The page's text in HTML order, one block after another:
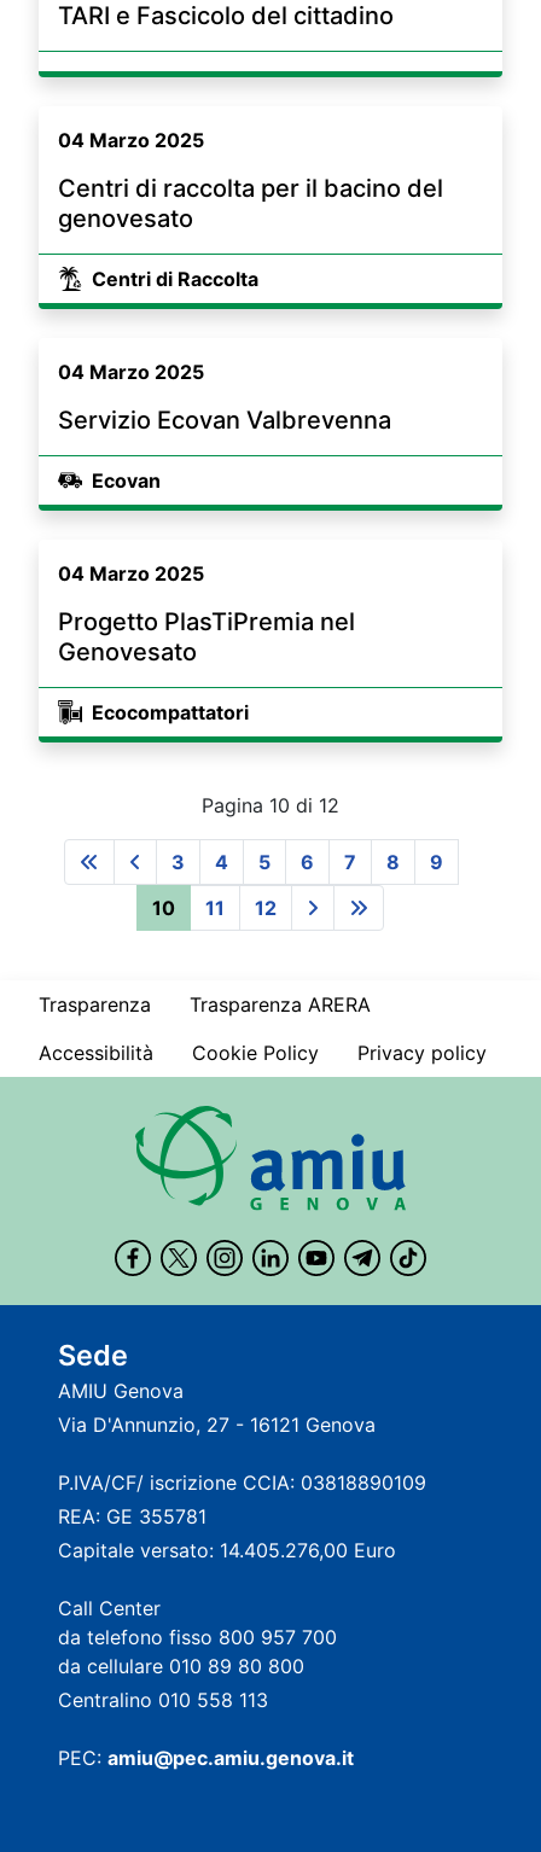
TARI e Fascicolo del cittadino
04 Marzo 2025
Centri di raccolta per il bacino del
genovesato
Centri di Raccolta
04 Marzo 2025
Servizio Ecovan Valbrevenna
Ecovan
04 Marzo 2025
Progetto PlasTiPremia nel
Genovesato
Ecocompattatori
Pagina 10 di 12
3 4 5 6 7 8
9
10
11 12
Trasparenza
Trasparenza ARERA
Accessibilità
Cookie Policy Privacy policy
Sede
AMIU Genova
Via D'Annunzio, 27 - 16121 Genova
P.IVA/CF/ iscrizione CCIA: 03818890109
REA: GE 355781
Capitale versato: 14.405.276,00 Euro
Call Center
da telefono fisso 800 957 700
da cellulare 010 89 80 800
Centralino 010 558 113
PEC: amiu@pec.amiu.genova.it